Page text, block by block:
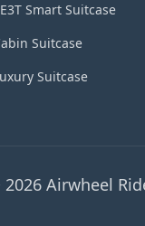
Smart Suitcase
Suitcase
Suitcase
Airwheel